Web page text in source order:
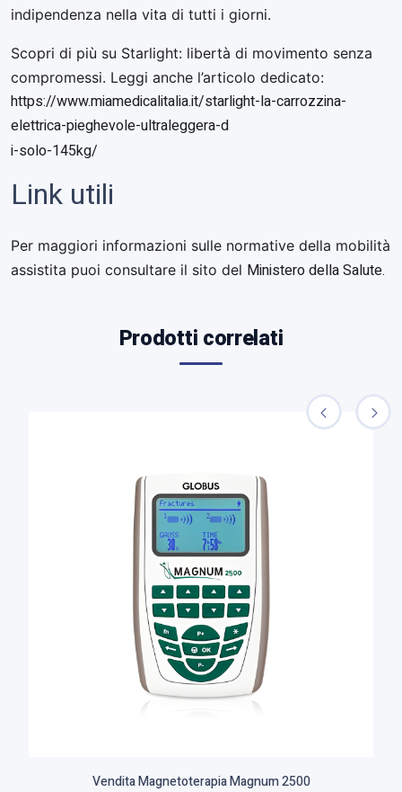
indipendenza nella vita di tutti i giorni.
Scopri di più su Starlight: libertà di movimento senza
compromessi. Leggi anche l’articolo dedicato:
https://www.miamedicalitalia.it/starlight-la-carrozzina-
elettrica-pieghevole-ultraleggera-d
i-solo-145kg/
Link utili
Per maggiori informazioni sulle normative della mobilità
assistita puoi consultare il sito del Ministero della Salute.
Prodotti correlati
Vendita Magnetoterapia Magnum 2500